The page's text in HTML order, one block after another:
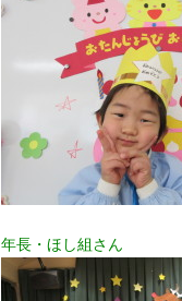
年長・ほし組さん